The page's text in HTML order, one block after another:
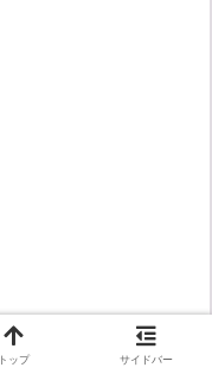
トップ サイドバー